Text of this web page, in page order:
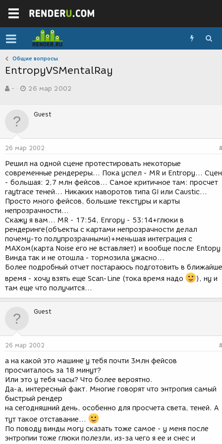
Общие вопросы
EntropyVSMentalRay
в
р
м
-
а
д
н
и
я
26 мар 2002
Guest
26 мар 2002
Решил на одной сцене протестировать некоторые
современные рендереры... Пока успел - MR и Entropy...
- большая: 2,7 млн фейсов... Самое критичное там: просчет
raytrace теней... Никаких наворотов типа GI или Caustic...
Просто много фейсов, большие текстуры и карты
непрозрачности...
Скажу я вам... MR - 17:54, Enropy - 53:14+глюки в
рендеринге(объекты с картами непрозрачности делал
почему-то полупрозрачными)+меньшая интеграция с
МАХом(карта Noise его не вставляет) и вообще после Entopy
Винда так и не отошла - тормозила ужасно...
Более подробный отчет постараюсь подготовить в
время - хочу взять еще Scan-Line (тока время надо
), ну и
там еще что получится...
Guest
26 мар 2002
а на какой это машине у тебя почти 3млн фейсов
просчиталось за 18 минут?
Или это у тебя часы? Что более вероятно.
Да-а, интересный факт. Многие говорят что энтропия самый
быстрый рендер
на сегодняшний день, особенно для просчета света, теней. А
тут такое отставание...
По поводу винды могу сказать тоже самое - у меня после
энтропии тоже глюки полезли, из-за чего я ее и снес и